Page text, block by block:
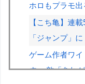
ホロもプラモ
【こち亀】連
「ジャンプ」に
ゲーム作者ワ
す」 敵「あれ